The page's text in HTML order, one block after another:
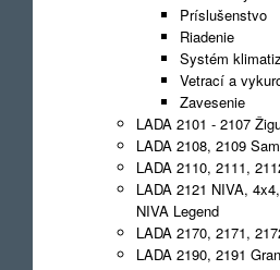
Príslušenstvo
Riadenie
Systém
Vetrací a
Zavesenie
LADA 2101 - 2107
LADA 2108, 2109
LADA 2110, 2111,
LADA 2121 NIVA,
NIVA Legend
LADA 2170, 2171,
LADA 2190, 2191